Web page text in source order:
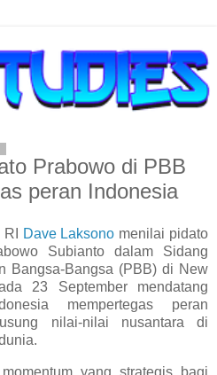
Prabowo di PBB
peran Indonesia
Dave Laksono menilai pidato
Subianto dalam Sidang
Bangsa-Bangsa (PBB) di New
23 September mendatang
mempertegas peran
nilai-nilai nusantara di
yang strategis bagi